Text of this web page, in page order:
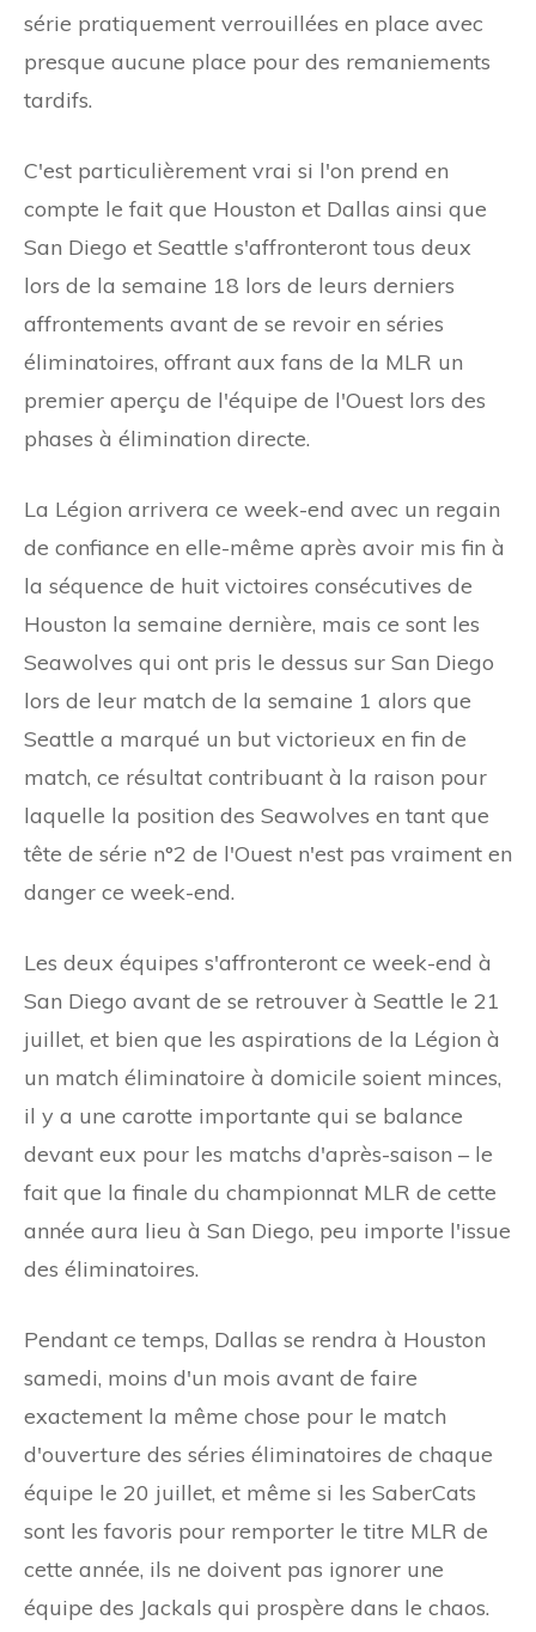
série pratiquement verrouillées en place avec
presque aucune place pour des remaniements
tardifs.
C'est particulièrement vrai si l'on prend en
compte le fait que Houston et Dallas ainsi que
San Diego et Seattle s'affronteront tous deux
lors de la semaine 18 lors de leurs derniers
affrontements avant de se revoir en séries
éliminatoires, offrant aux fans de la MLR un
premier aperçu de l'équipe de l'Ouest lors des
phases à élimination directe.
La Légion arrivera ce week-end avec un regain
de confiance en elle-même après avoir mis fin à
la séquence de huit victoires consécutives de
Houston la semaine dernière, mais ce sont les
Seawolves qui ont pris le dessus sur San Diego
lors de leur match de la semaine 1 alors que
Seattle a marqué un but victorieux en fin de
match, ce résultat contribuant à la raison pour
laquelle la position des Seawolves en tant que
tête de série n°2 de l'Ouest n'est pas vraiment en
danger ce week-end.
Les deux équipes s'affronteront ce week-end à
San Diego avant de se retrouver à Seattle le 21
juillet, et bien que les aspirations de la Légion à
un match éliminatoire à domicile soient minces,
il y a une carotte importante qui se balance
devant eux pour les matchs d'après-saison – le
fait que la finale du championnat MLR de cette
année aura lieu à San Diego, peu importe l'issue
des éliminatoires.
Pendant ce temps, Dallas se rendra à Houston
samedi, moins d'un mois avant de faire
exactement la même chose pour le match
d'ouverture des séries éliminatoires de chaque
équipe le 20 juillet, et même si les SaberCats
sont les favoris pour remporter le titre MLR de
cette année, ils ne doivent pas ignorer une
équipe des Jackals qui prospère dans le chaos.